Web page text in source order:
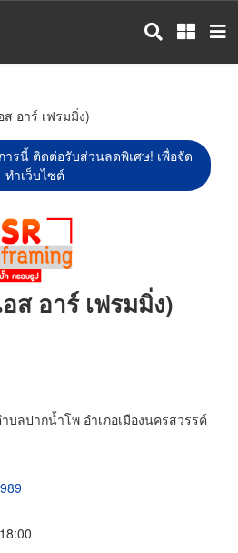
ส อาร์ เฟรมมิ่ง)
ารนี้ ติดต่อรับส่วนลดพิเศษ! เพื่อจัด
ทำเว็บไซต์
ส อาร์ เฟรมมิ่ง)
บลปากน้ำโพ อำเภอเมืองนครสวรรค์